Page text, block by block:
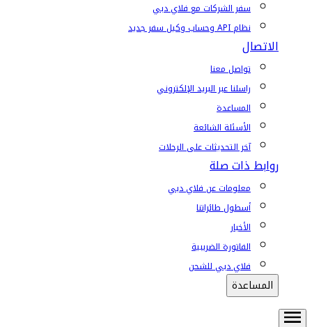
سفر الشركات مع فلاي دبي
نظام API وحساب وكيل سفر جديد
الاتصال
تواصل معنا
راسلنا عبر البريد الإلكتروني
المساعدة
الأسئلة الشائعة
آخر التحديثات على الرحلات
روابط ذات صلة
معلومات عن فلاي دبي
أسطول طائراتنا
الأخبار
الفاتورة الضريبية
فلاي دبي للشحن
المساعدة